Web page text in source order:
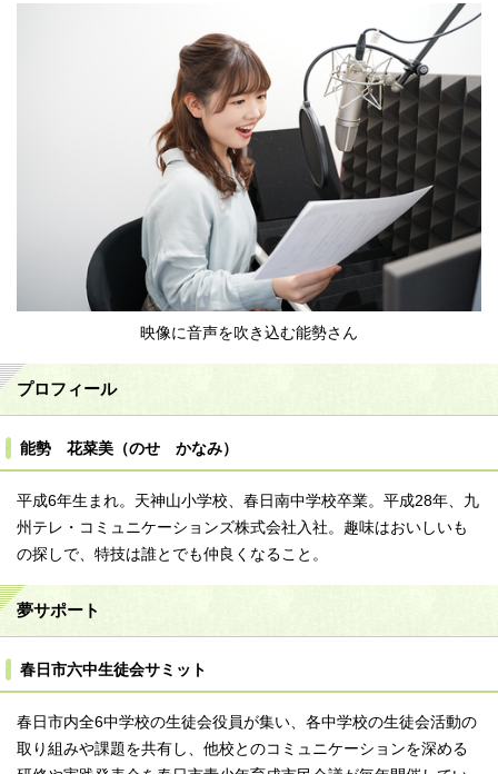
映像に音声を吹き込む能勢さん
プロフィール
能勢 花菜美（のせ かなみ）
平成6年生まれ。天神山小学校、春日南中学校卒業。平成28年、九
州テレ・コミュニケーションズ株式会社入社。趣味はおいしいも
の探しで、特技は誰とでも仲良くなること。
夢サポート
春日市六中生徒会サミット
春日市内全6中学校の生徒会役員が集い、各中学校の生徒会活動の
取り組みや課題を共有し、他校とのコミュニケーションを深める